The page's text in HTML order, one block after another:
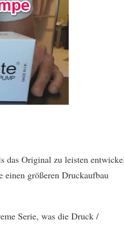
das Original zu leisten
größeren Druckaufbau
Serie, was die Druck /